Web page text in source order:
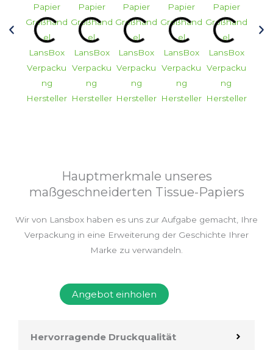
Hauptmerkmale unseres
maßgeschneiderten Tissue-Papiers
Wir von Lansbox haben es uns zur Aufgabe gemacht, Ihre
Verpackung in eine Erweiterung der Geschichte Ihrer
Marke zu verwandeln.
Angebot einholen
Hervorragende Druckqualität